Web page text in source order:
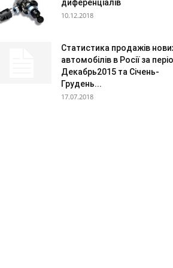
диференціалів
10.12.2018
Статистика продажів
автомобілів в Росії за
Декабрь2015 та Січень-
Грудень...
17.07.2018